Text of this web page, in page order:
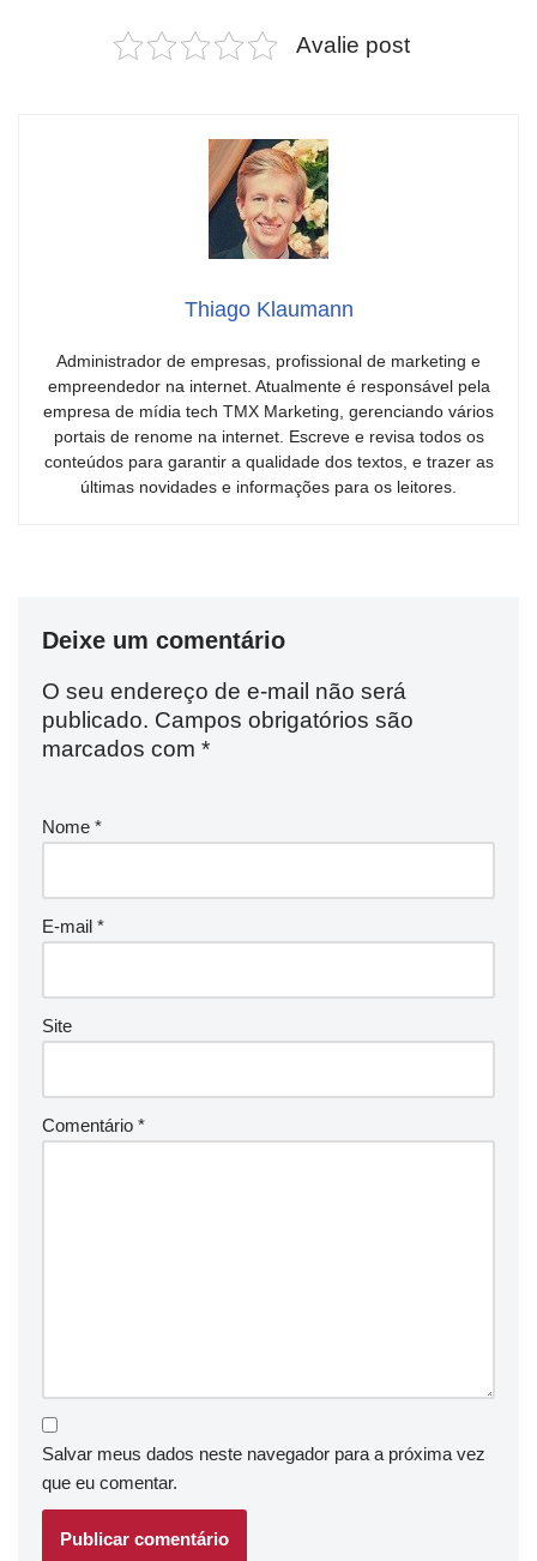
Avalie post
Thiago Klaumann
Administrador de empresas, profissional de marketing e
empreendedor na internet. Atualmente é responsável pela
empresa de mídia tech TMX Marketing, gerenciando vários
portais de renome na internet. Escreve e revisa todos os
conteúdos para garantir a qualidade dos textos, e trazer as
últimas novidades e informações para os leitores.
Deixe um comentário
O seu endereço de e-mail não será
publicado. Campos obrigatórios são
marcados com *
Nome *
E-mail *
Site
Comentário *
Salvar meus dados neste navegador para a próxima vez
que eu comentar.